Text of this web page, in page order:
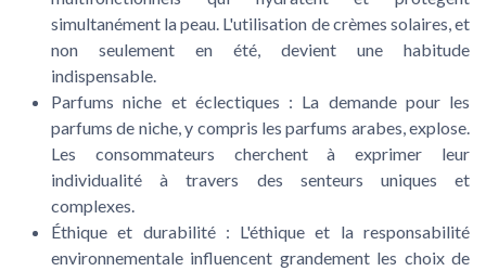
simultanément la peau. L'utilisation de crèmes solaires, et
non seulement en été, devient une habitude
indispensable.
Parfums niche et éclectiques : La demande pour les
parfums de niche, y compris les parfums arabes, explose.
Les consommateurs cherchent à exprimer leur
individualité à travers des senteurs uniques et
complexes.
Éthique et durabilité : L'éthique et la responsabilité
environnementale influencent grandement les choix de